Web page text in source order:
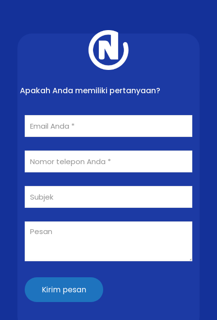
Apakah Anda memiliki pertanyaan?